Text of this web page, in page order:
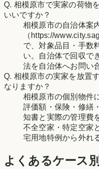
Q. 相模原市で実家の荷物
いいですか？
相模原市の自治体案
（https://
で、対象品目・手数
い。自治体で回収で
法を自治体へお問い
Q. 相模原市の実家を放置
なりますか？
相模原市の個別物件
評価額・保険・修繕
知書と実際の管理費
不全空家・特定空家
宅用地特例から外れ
よくあるケース